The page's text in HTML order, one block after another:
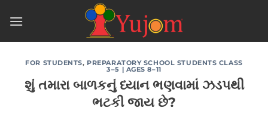
FOR STUDENTS, PREPARATORY SCHOOL STUDENTS CLASS
3–5 | AGES 8–11
શું તમારા બાળકનું ધ્યાન ભણવામાં ઝડપથી
ભટકી જાય છે?